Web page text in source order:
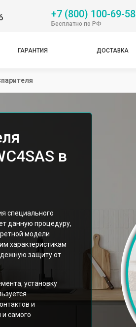
+7 (800) 100-69-58
Бесплатно по РФ
ГАРАНТИЯ ДОСТАВКА
в
специального
данную процедуру,
модели
характеристикам
защиту от
установку
и
самого